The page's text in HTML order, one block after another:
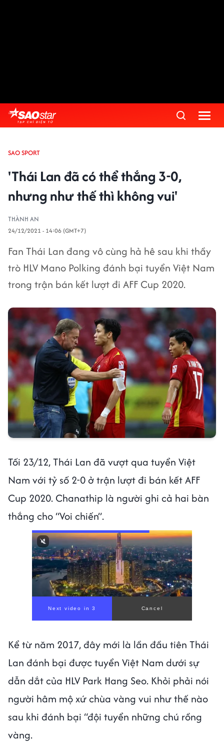
SAO SPORT
'Thái Lan đã có thể thắng 3-0,
nhưng như thế thì không vui'
THÀNH AN
24/12/2021 - 14:06 (GMT+7)
Fan Thái Lan đang vô cùng hả hê sau khi thầy
trò HLV Mano Polking đánh bại tuyển Việt Nam
trong trận bán kết lượt đi AFF Cup 2020.
Tối 23/12, Thái Lan đã vượt qua tuyển Việt
Nam với tỷ số 2-0 ở trận lượt đi bán kết AFF
Cup 2020. Chanathip là người ghi cả hai bàn
thắng cho “Voi chiến”.
Kể từ năm 2017, đây mới là lần đầu tiên Thái
Lan đánh bại được tuyển Việt Nam dưới sự
dẫn dắt của HLV Park Hang Seo. Khỏi phải nói
người hâm mộ xứ chùa vàng vui như thế nào
sau khi đánh bại “đội tuyển những chú rồng
vàng.